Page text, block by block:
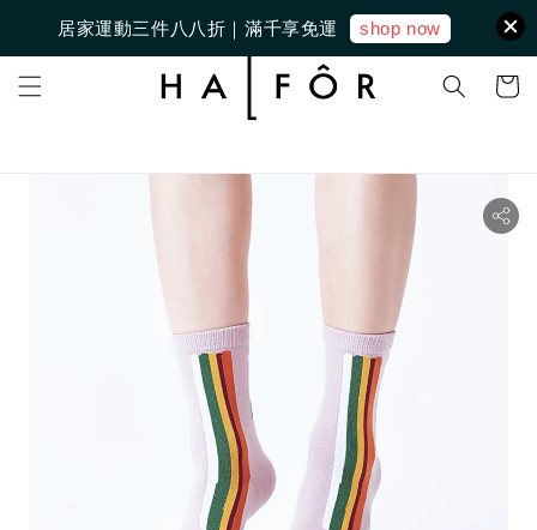
居家運動三件八八折｜滿千享免運 shop now